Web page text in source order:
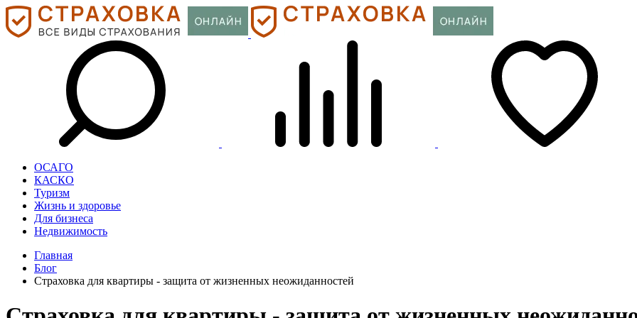
ОСАГО
КАСКО
Туризм
Жизнь и здоровье
Для бизнеса
Недвижимость
Главная
Блог
Страховка для квартиры - защита от жизненных неожиданностей